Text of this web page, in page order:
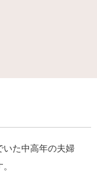
いた中高年の夫婦